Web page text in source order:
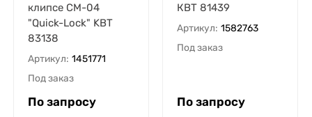
клипсе СМ-04
"Quick-Lock" KBT
83138
Артикул: 1451771
Под заказ
По запросу
КВТ 81439
Артикул: 1582763
Под заказ
По запросу